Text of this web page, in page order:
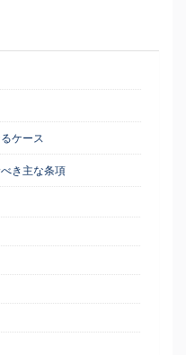
ケース
き主な条項